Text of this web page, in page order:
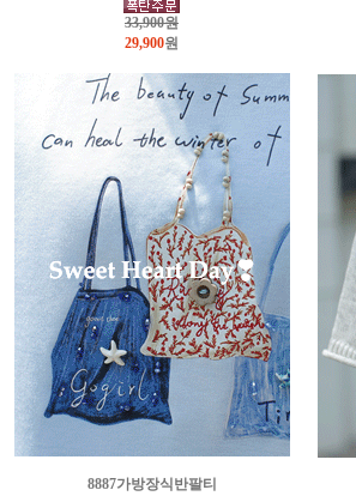
33,900원
29,900원
8887가방장식반팔티